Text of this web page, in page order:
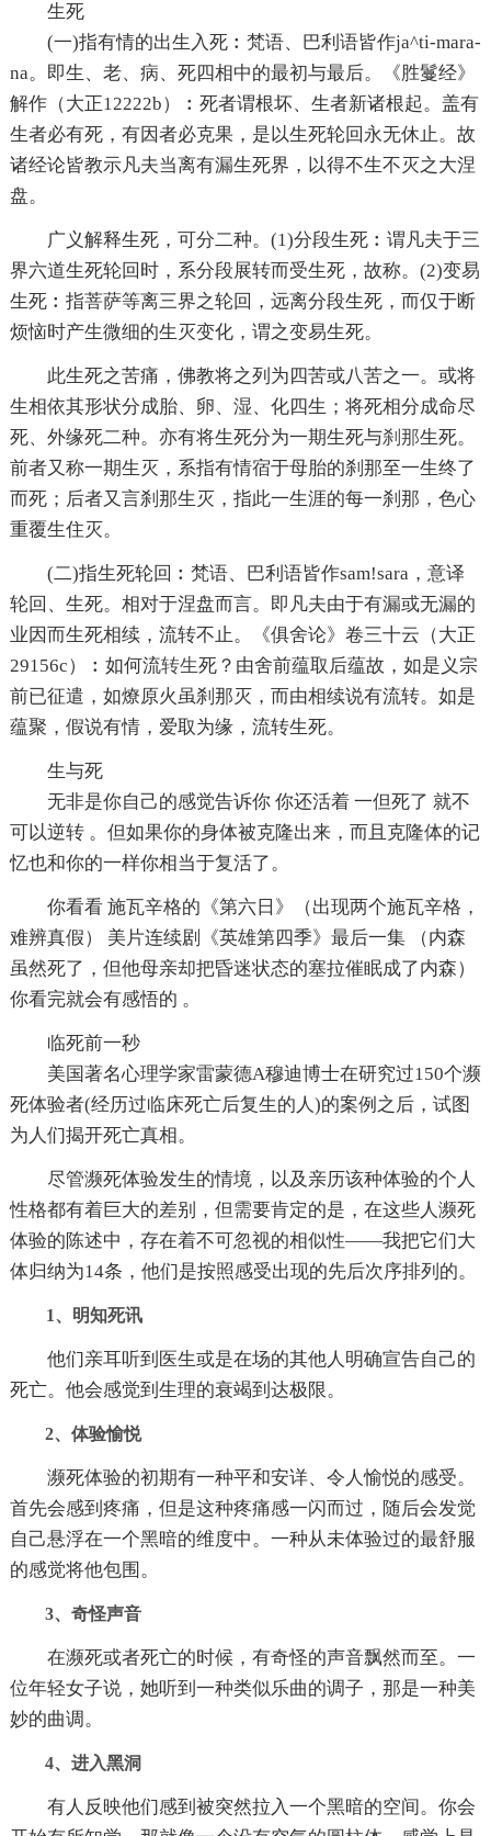
生死
(一)指有情的出生入死︰梵语、巴利语皆作ja^ti-mara-
na。即生、老、病、死四相中的最初与最后。《胜鬘经》
解作（大正12222b）︰死者谓根坏、生者新诸根起。盖有
生者必有死，有因者必克果，是以生死轮回永无休止。故
诸经论皆教示凡夫当离有漏生死界，以得不生不灭之大涅
盘。
广义解释生死，可分二种。(1)分段生死︰谓凡夫于三
界六道生死轮回时，系分段展转而受生死，故称。(2)变易
生死︰指菩萨等离三界之轮回，远离分段生死，而仅于断
烦恼时产生微细的生灭变化，谓之变易生死。
此生死之苦痛，佛教将之列为四苦或八苦之一。或将
生相依其形状分成胎、卵、湿、化四生；将死相分成命尽
死、外缘死二种。亦有将生死分为一期生死与刹那生死。
前者又称一期生灭，系指有情宿于母胎的刹那至一生终了
而死；后者又言刹那生灭，指此一生涯的每一刹那，色心
重覆生住灭。
(二)指生死轮回︰梵语、巴利语皆作sam!sara，意译
轮回、生死。相对于涅盘而言。即凡夫由于有漏或无漏的
业因而生死相续，流转不止。《俱舍论》卷三十云（大正
29156c）︰如何流转生死？由舍前蕴取后蕴故，如是义宗
前已征遣，如燎原火虽刹那灭，而由相续说有流转。如是
蕴聚，假说有情，爱取为缘，流转生死。
生与死
无非是你自己的感觉告诉你 你还活着 一但死了 就不
可以逆转 。但如果你的身体被克隆出来，而且克隆体的记
忆也和你的一样你相当于复活了。
你看看 施瓦辛格的《第六日》（出现两个施瓦辛格，
难辨真假） 美片连续剧《英雄第四季》最后一集 （内森
虽然死了，但他母亲却把昏迷状态的塞拉催眠成了内森）
你看完就会有感悟的 。
临死前一秒
美国著名心理学家雷蒙德A穆迪博士在研究过150个濒
死体验者(经历过临床死亡后复生的人)的案例之后，试图
为人们揭开死亡真相。
尽管濒死体验发生的情境，以及亲历该种体验的个人
性格都有着巨大的差别，但需要肯定的是，在这些人濒死
体验的陈述中，存在着不可忽视的相似性——我把它们大
体归纳为14条，他们是按照感受出现的先后次序排列的。
1、明知死讯
他们亲耳听到医生或是在场的其他人明确宣告自己的
死亡。他会感觉到生理的衰竭到达极限。
2、体验愉悦
濒死体验的初期有一种平和安详、令人愉悦的感受。
首先会感到疼痛，但是这种疼痛感一闪而过，随后会发觉
自己悬浮在一个黑暗的维度中。一种从未体验过的最舒服
的感觉将他包围。
3、奇怪声音
在濒死或者死亡的时候，有奇怪的声音飘然而至。一
位年轻女子说，她听到一种类似乐曲的调子，那是一种美
妙的曲调。
4、进入黑洞
有人反映他们感到被突然拉入一个黑暗的空间。你会